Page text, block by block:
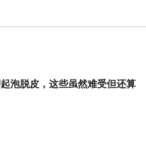
泡脱皮，这些虽然难受但还算